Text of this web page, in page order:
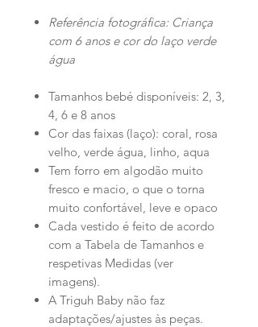
Referência fotográfica: Criança
com 6 anos e cor do laço verde
água
Tamanhos bebé disponíveis: 2, 3,
4, 6 e 8 anos
Cor das faixas (laço): coral, rosa
velho, verde água, linho, aqua
Tem forro em algodão muito
fresco e macio, o que o torna
muito confortável, leve e opaco
Cada vestido é feito de acordo
com a Tabela de Tamanhos e
respetivas Medidas (ver
imagens).
A Triguh Baby não faz
adaptações/ajustes às peças.